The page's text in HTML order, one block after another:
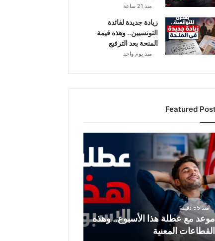
منذ 21 ساعة
زيادة جديدة لفائدة
التونسيين.. وهذه قيمة
المنحة بعد الترفيع
منذ يوم واحد
Featured
منذ 55 دقيقة
موعد مع عطلة هذا الأسبوع.. وهذه
القطاعات المعنية